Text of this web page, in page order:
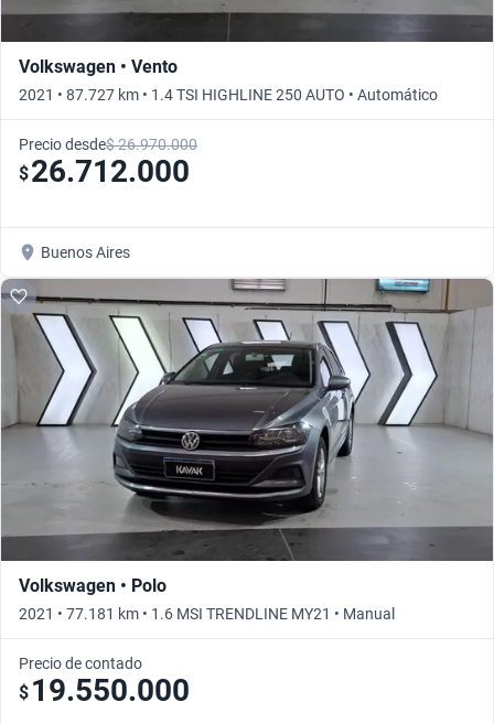
Volkswagen • Vento
2021 • 87.727 km • 1.4 TSI HIGHLINE 250 AUTO • Automático
Precio desde$ 26.970.000
$26.712.000
Buenos Aires
Volkswagen • Polo
2021 • 77.181 km • 1.6 MSI TRENDLINE MY21 • Manual
Precio de contado
$ 19.550.000